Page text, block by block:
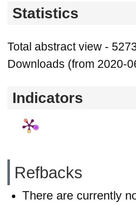
Statistics
Total abstract view -
Downloads (from 2020-
Indicators
Refbacks
There are currently